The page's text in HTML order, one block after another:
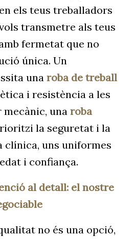
els teus treballadors
transmetre als teus
fermetat que no
única. Un
una roba de treball
i resistència a les
una roba
la seguretat i la
clínica, uns uniformes
i confiança.
al detall: el nostre
no és una opció,